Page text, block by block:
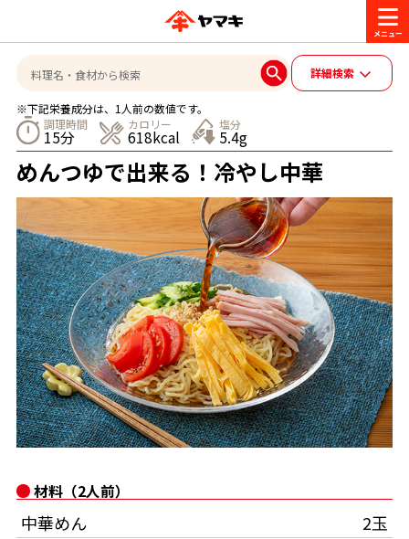
商品情報
ブランド一覧
ヤマキ『めんつゆ』 ヤマキ 割烹白だし
旨さ、別格。だし屋の鍋
レシピ
おいしいレシピを探す
おいしいレシピトップ
主食レシピ
主菜レシピ
汁物レシピ
かつお節・だしを楽しむ
かつお節・だしを知る
だしの取り方
かつお節の削り方
かつお節・だしをもっと知る
CM・キャンペーン
CM
キャンペーン一覧
企業・採用情報
企業情報
- 百年対話
採用情報
お問い合わせ
ヤマキお客様相談室
オンラインショップ
Global
詳細検索
※下記栄養成分は、1人前の数値です。
調理時間
15分
カロリー
618kcal
塩分
5.4g
めんつゆで出来る！冷やし中華
材料（2人前）
中華めん
2玉